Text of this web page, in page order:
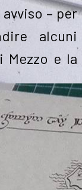
– per
alcuni
Mezzo e la